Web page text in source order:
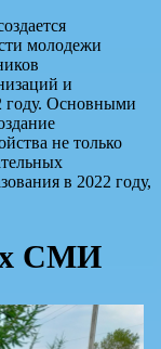
молодежи
и
году. Основными
не только
в 2022 году,